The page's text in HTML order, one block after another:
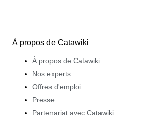
À propos de Catawiki
À propos de Catawiki
Nos experts
Offres d'emploi
Presse
Partenariat avec Catawiki